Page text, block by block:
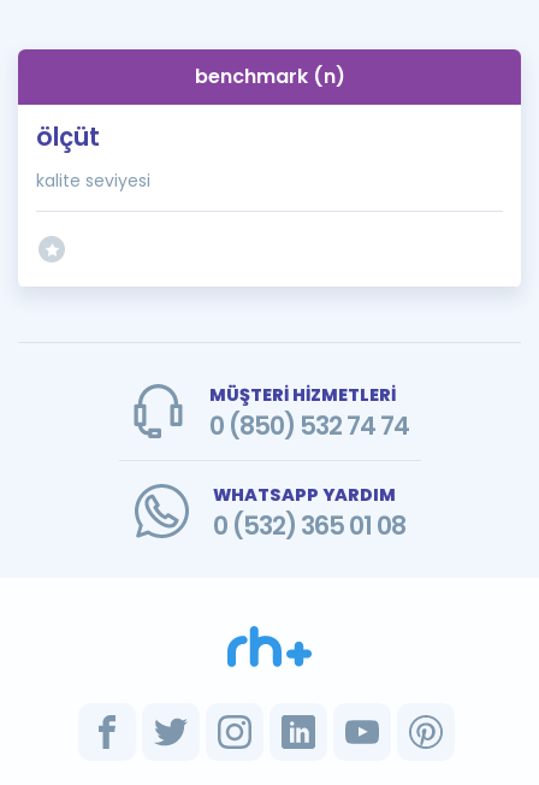
benchmark (n)
ölçüt
kalite seviyesi
MÜŞTERİ HİZMETLERİ
0 (850) 532 74 74
WHATSAPP YARDIM
0 (532) 365 01 08